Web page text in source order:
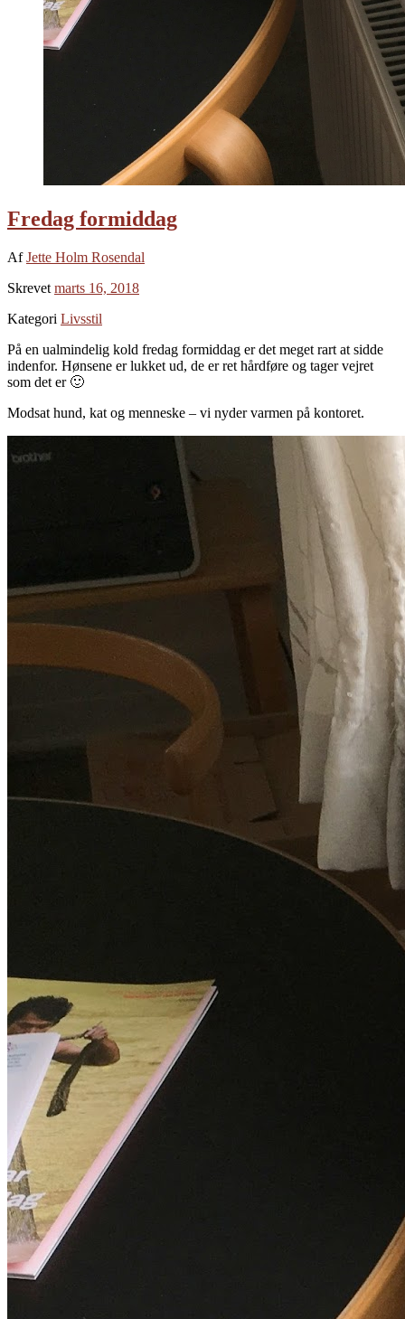
Fredag formiddag
AfJette Holm Rosendal
Skrevet marts 16, 2018
Kategori Livsstil
På en ualmindelig kold fredag formiddag er det meget rart at sidde
indenfor. Hønsene er lukket ud, de er ret hårdføre og tager vejret
som det er 🙂
Modsat hund, kat og menneske – vi nyder varmen på kontoret.